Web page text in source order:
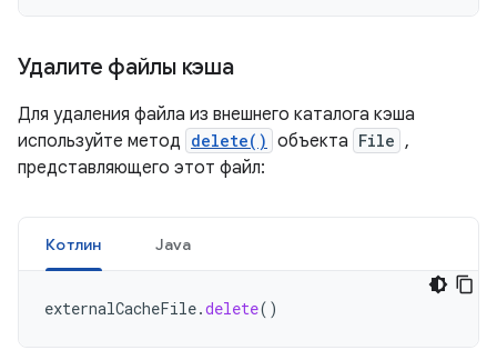
Удалите файлы кэша
Для удаления файла из внешнего каталога кэша
используйте метод delete() объекта File ,
представляющего этот файл:
Котлин Java
externalCacheFile.delete()